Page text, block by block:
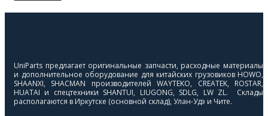
UniParts предлагает оригинальные запчасти, расходные материалы
и дополнительное оборудование для китайских грузовиков HOWO,
SHAANXI, SHACMAN производителей WAYTEKO, CREATEK, ROSTAR,
HUATAI и спецтехники SHANTUI, LIUGONG, SDLG, LW ZL. Склады
располагаются в Иркутске (основной склад), Улан-Удэ и Чите.